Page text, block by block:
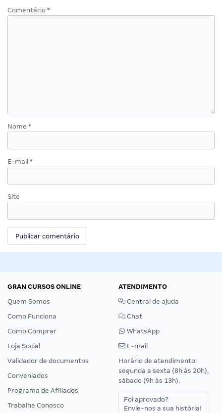
Comentário *
Nome *
E-mail *
Site
GRAN CURSOS ONLINE
Quem Somos
Como Funciona
Como Comprar
Loja Social
Validador de documentos
Conveniados
Programa de Afiliados
Trabalhe Conosco
ATENDIMENTO
Central de ajuda
Chat
WhatsApp
E-mail
Horário de atendimento:
segunda a sexta (8h às 20h),
sábado (9h às 13h).
Foi aprovado?
Envie-nos a sua história!